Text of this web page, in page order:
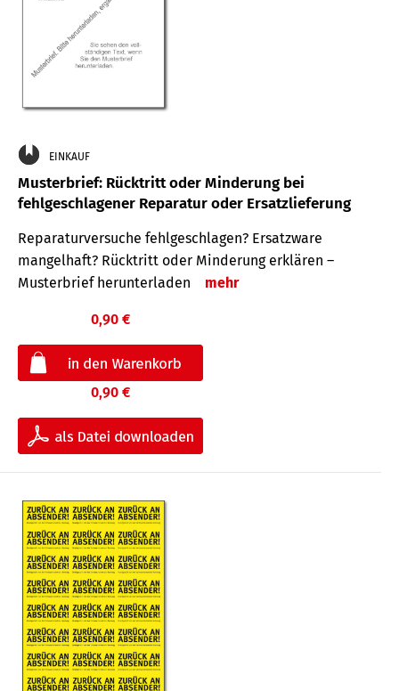
EINKAUF
Musterbrief: Rücktritt oder Minderung bei
fehlgeschlagener Reparatur oder Ersatzlieferung
Reparaturversuche fehlgeschlagen? Ersatzware
mangelhaft? Rücktritt oder Minderung erklären –
Musterbrief herunterladen
mehr
0,90 €
0,90 €